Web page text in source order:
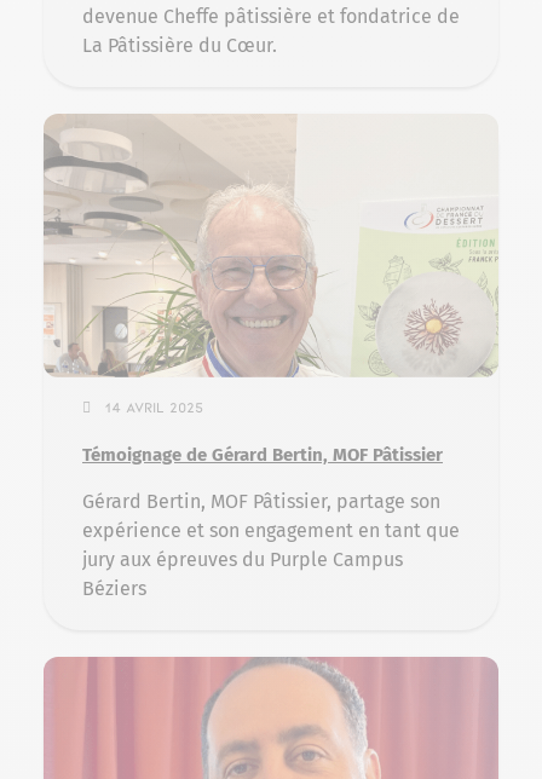
devenue Cheffe pâtissière et fondatrice de
La Pâtissière du Cœur.
14 avril 2025
Témoignage de Gérard Bertin, MOF Pâtissier
Gérard Bertin, MOF Pâtissier, partage son
expérience et son engagement en tant que
jury aux épreuves du Purple Campus
Béziers